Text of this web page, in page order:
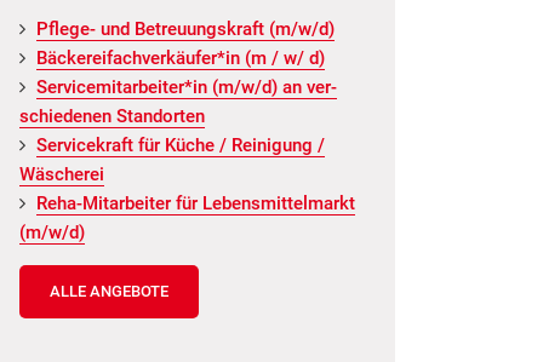
Pfle­ge- und Be­treu­ungs­kraft (m/w/d)
Bä­cke­rei­fach­ver­käu­fer*in (m / w/ d)
Ser­vice­mit­ar­bei­ter*in (m/w/d) an ver­
schie­de­nen Stand­or­ten
Ser­vice­kraft für Küche / Rei­ni­gung /
Wä­sche­rei
Reha-Mit­ar­bei­ter für Le­bens­mit­tel­markt
(m/w/d)
ALLE ANGEBOTE